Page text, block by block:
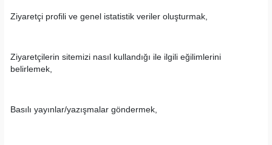
Ziyaretçi profili ve genel istatistik veriler oluşturmak,
Ziyaretçilerin sitemizi nasıl kullandığı ile ilgili eğilimlerini
belirlemek,
Basılı yayınlar/yazışmalar göndermek,